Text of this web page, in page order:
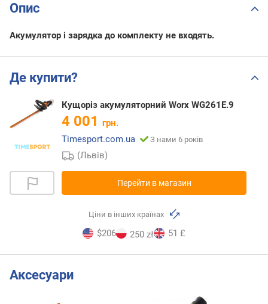
Опис
Акумулятор і зарядка до комплекту не входять.
Де купити?
Кущоріз акумуляторний Worx WG261E.9
4 001 грн.
Timesport.com.ua
З нами 6 років
(Львів)
Перейти в магазин
Ціни в інших країнах
$206 250 zł 51 £
Аксесуари